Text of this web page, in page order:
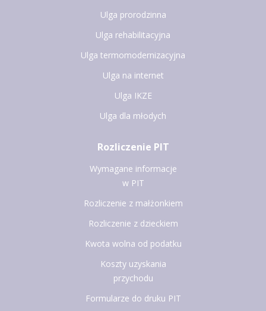
Ulga prorodzinna
Ulga rehabilitacyjna
Ulga termomodernizacyjna
Ulga na internet
Ulga IKZE
Ulga dla młodych
Rozliczenie PIT
Wymagane informacje
w PIT
Rozliczenie z małżonkiem
Rozliczenie z dzieckiem
Kwota wolna od podatku
Koszty uzyskania
przychodu
Formularze do druku PIT